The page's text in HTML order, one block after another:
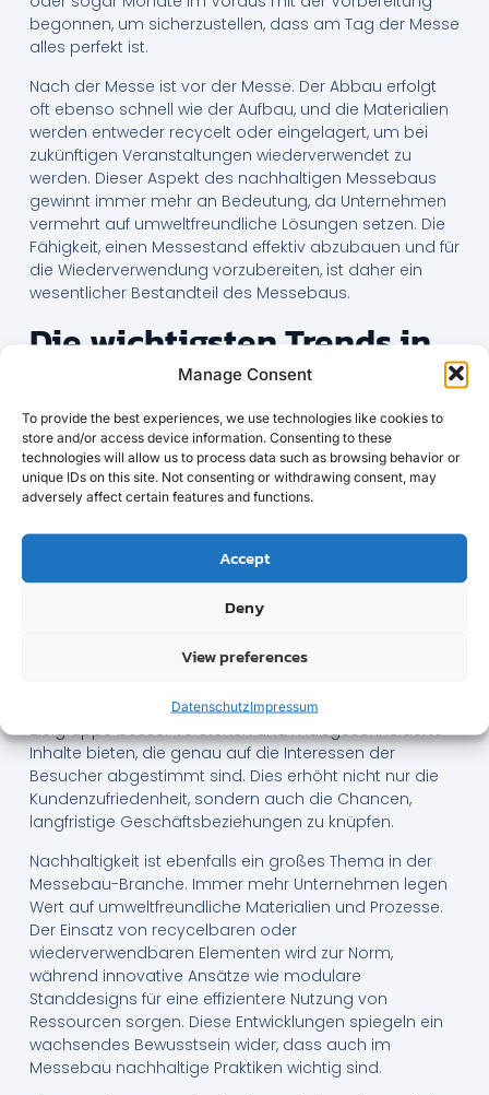
Manage Consent
To provide the best experiences, we use technologies like cookies to
store and/or access device information. Consenting to these
technologies will allow us to process data such as browsing behavior or
unique IDs on this site. Not consenting or withdrawing consent, may
adversely affect certain features and functions.
Accept
Deny
View preferences
DatenschutzImpressum
begonnen, um sicherzustellen, dass am Tag der Messe
alles perfekt ist.
Nach der Messe ist vor der Messe. Der Abbau erfolgt
oft ebenso schnell wie der Aufbau, und die Materialien
werden entweder recycelt oder eingelagert, um bei
zukünftigen Veranstaltungen wiederverwendet zu
werden. Dieser Aspekt des nachhaltigen Messebaus
gewinnt immer mehr an Bedeutung, da Unternehmen
vermehrt auf umweltfreundliche Lösungen setzen. Die
Fähigkeit, einen Messestand effektiv abzubauen und für
die Wiederverwendung vorzubereiten, ist daher ein
wesentlicher Bestandteil des Messebaus.
Die wichtigsten Trends in
der Messebau-Branche
Die Digitalisierung spielt eine immer größere Rolle im
Messebau. Interaktive Displays, Augmented Reality und
Virtual Reality sind nur einige der Technologien, die
zunehmend in Messestände integriert werden. Diese
Innovationen ermöglichen es den Ausstellern, eine
ansprechende und immersive Markenpräsentation zu
bieten, die Besucher begeistert und in Erinnerung
Exponaten hin zu interaktiven Erlebnissen.
Messebesucher erwarten zunehmend individuell
Data und Analyse-Tools können Aussteller ihre
Zielgruppe besser verstehen und maßgeschneiderte
Inhalte bieten, die genau auf die Interessen der
Besucher abgestimmt sind. Dies erhöht nicht nur die
Kundenzufriedenheit, sondern auch die Chancen,
langfristige Geschäftsbeziehungen zu knüpfen.
Nachhaltigkeit ist ebenfalls ein großes Thema in der
Messebau-Branche. Immer mehr Unternehmen legen
Wert auf umweltfreundliche Materialien und Prozesse.
Der Einsatz von recycelbaren oder
wiederverwendbaren Elementen wird zur Norm,
während innovative Ansätze wie modulare
Standdesigns für eine effizientere Nutzung von
Ressourcen sorgen. Diese Entwicklungen spiegeln ein
wachsendes Bewusstsein wider, dass auch im
Messebau nachhaltige Praktiken wichtig sind.